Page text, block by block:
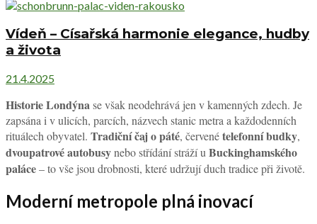
Vídeň – Císařská harmonie elegance, hudby
a života
21.4.2025
Historie Londýnase však neodehrává jen v kamenných zdech. Je
zapsána i v ulicích, parcích, názvech stanic metra a každodenních
rituálech obyvatel. Tradiční čaj o páté, červenételefonní budky,
dvoupatrové autobusynebo střídání stráží u Buckinghamského
paláce– to vše jsou drobnosti, které udržují duch tradice při životě.
Moderní metropole plná inovací